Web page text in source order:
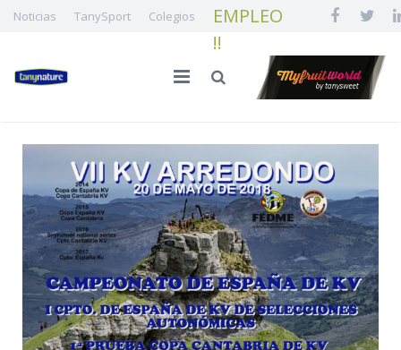
Noticias TanySport Colegios
EMPLEO
!!
INICIO
LA FAMILIA
CALIDAD E INNOVACIÓN
NUESTRA FRUTA
¡¡ EMPLEO !!